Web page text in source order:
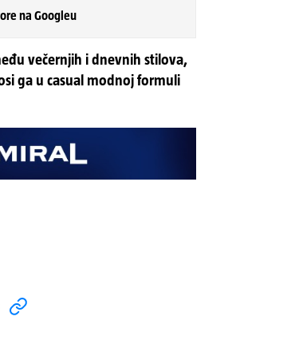
na Googleu
večernjih i dnevnih stilova,
ga u casual modnoj formuli